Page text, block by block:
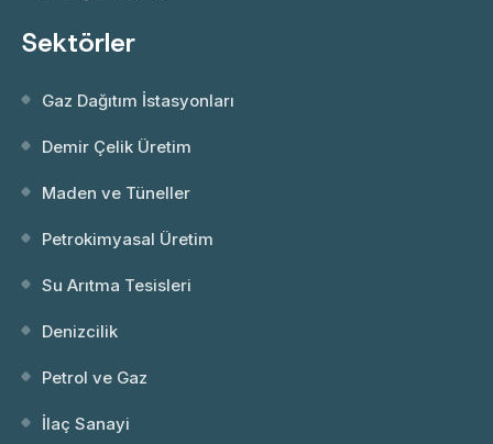
Sektörler
Gaz Dağıtım İstasyonları
Demir Çelik Üretim
Maden ve Tüneller
Petrokimyasal Üretim
Su Arıtma Tesisleri
Denizcilik
Petrol ve Gaz
İlaç Sanayi